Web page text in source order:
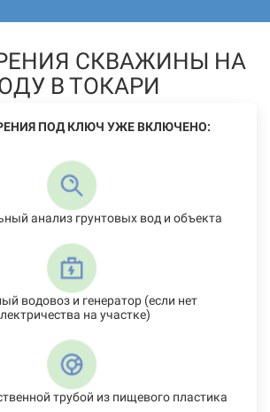
СКВАЖИНЫ НА
В ТОКАРИ
ПОД КЛЮЧ УЖЕ ВКЛЮЧЕНО:
анализ грунтовых вод и объекта
водовоз и генератор (если нет
на участке)
трубой из пищевого пластика